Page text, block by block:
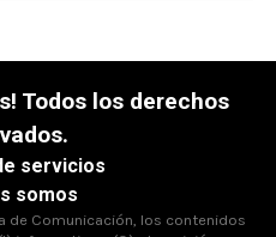
Todos los derechos
servicios
somos
de Comunicación, los contenidos